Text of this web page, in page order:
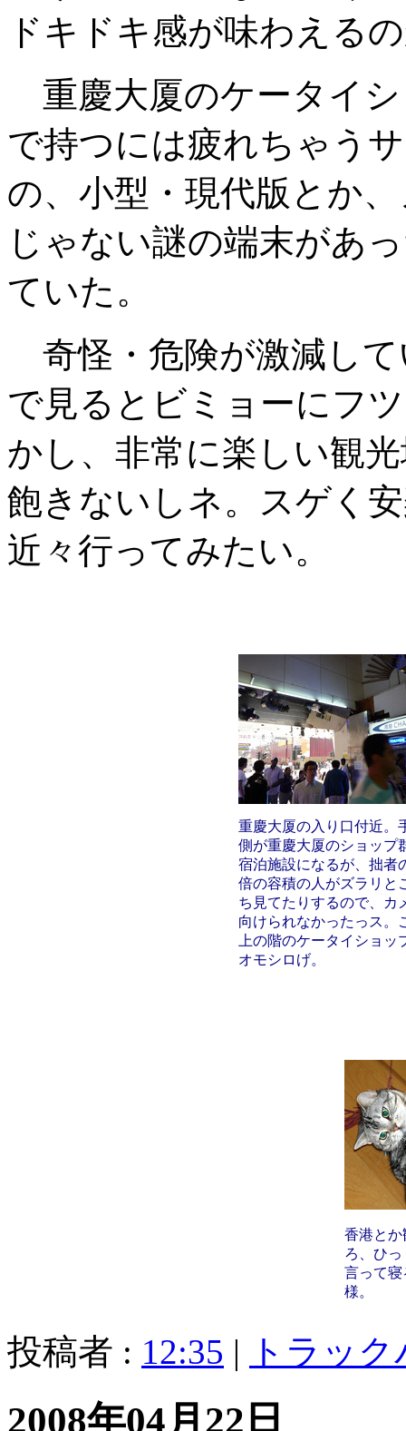
ドキドキ感が味わえる
重慶大厦のケータイ
で持つには疲れちゃう
の、小型・現代版とか
じゃない謎の端末があ
ていた。
奇怪・危険が激減し
で見るとビミョーにフ
かし、非常に楽しい観
飽きないしネ。スゲく
近々行ってみたい。
重慶大厦の入り口付近。
側が重慶大厦のショップ
宿泊施設になるが、拙者
倍の容積の人がズラリと
ち見てたりするので、カ
向けられなかったっス。
上の階のケータイショッ
オモシロげ。
香港とか
ろ、ひ
言って寝
様。
投稿者 : 12:35 | トラッ
2008年04月22日